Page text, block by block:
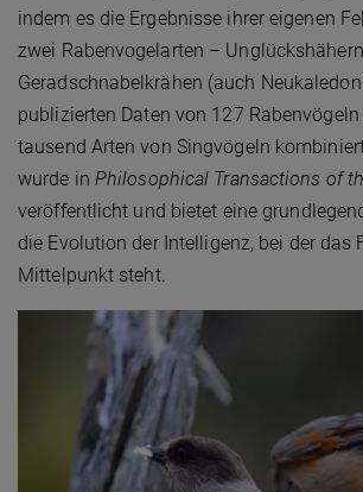
indem es die Ergebnisse ihrer eigenen
zwei Rabenvogelarten –
Geradschnabelkrähen (auch
publizierten Daten von 127
tausend Arten von Singvögeln
wurde in Philosophical Transactions of
veröffentlicht und bietet eine
die Evolution der Intelligenz, bei der das
Mittelpunkt steht.